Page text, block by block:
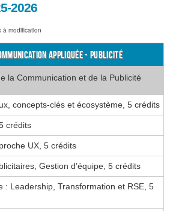
2026
à modification
APPLIQUÉE - PUBLICITÉ
la Communication et de la Publicité
concepts-clés et écosystème, 5 crédits
crédits
UX, 5 crédits
Gestion d’équipe, 5 crédits
: Leadership, Transformation et RSE, 5